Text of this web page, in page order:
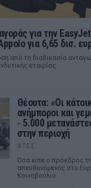
για την
για 6,65 δισ.
από τη διαδικασία
εταιρίας
Θέουτα: «Οι
ανήμποροι και
‑ 5.000
στην περιοχή
ΧΤΕΣ
Όσα είπε ο πρόεδρος
απευθυνόμενος στο
Κοινοβούλιο